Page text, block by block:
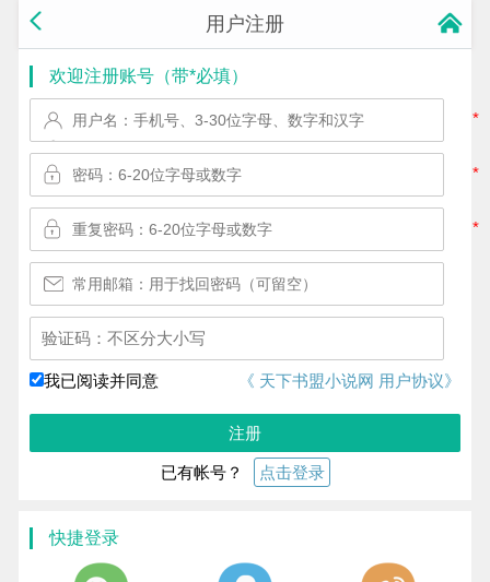
用户注册
欢迎注册账号（带*必填）
*
*
*
我已阅读并同意 《 天下书盟小说网 用户协议》
注册
已有帐号？ 点击登录
快捷登录